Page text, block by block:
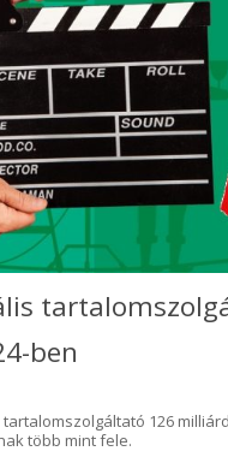
ben
126
több mint fele.